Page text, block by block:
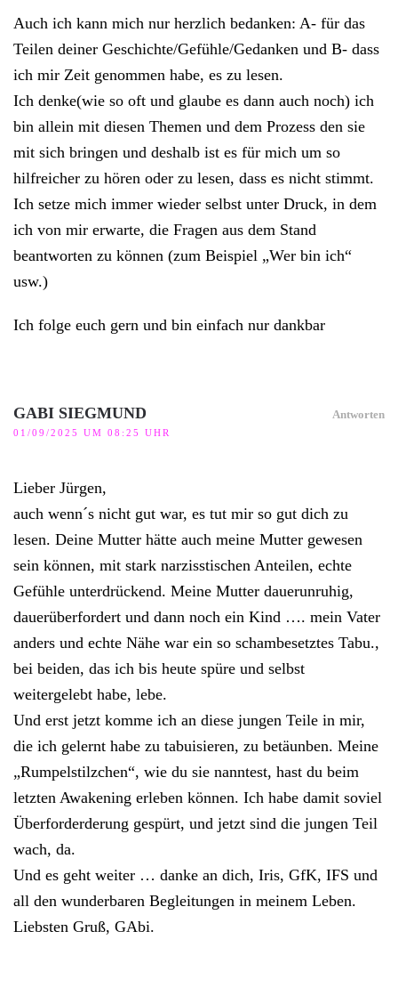
Auch ich kann mich nur herzlich bedanken: A- für das
Teilen deiner Geschichte/Gefühle/Gedanken und B- dass
ich mir Zeit genommen habe, es zu lesen.
Ich denke(wie so oft und glaube es dann auch noch) ich
bin allein mit diesen Themen und dem Prozess den sie
mit sich bringen und deshalb ist es für mich um so
hilfreicher zu hören oder zu lesen, dass es nicht stimmt.
Ich setze mich immer wieder selbst unter Druck, in dem
ich von mir erwarte, die Fragen aus dem Stand
beantworten zu können (zum Beispiel „Wer bin ich“
usw.)
Ich folge euch gern und bin einfach nur dankbar
GABI SIEGMUND
01/09/2025 UM 08:25 UHR
Antworten
Lieber Jürgen,
auch wenn´s nicht gut war, es tut mir so gut dich zu
lesen. Deine Mutter hätte auch meine Mutter gewesen
sein können, mit stark narzisstischen Anteilen, echte
Gefühle unterdrückend. Meine Mutter dauerunruhig,
dauerüberfordert und dann noch ein Kind …. mein Vater
anders und echte Nähe war ein so schambesetztes Tabu.,
bei beiden, das ich bis heute spüre und selbst
weitergelebt habe, lebe.
Und erst jetzt komme ich an diese jungen Teile in mir,
die ich gelernt habe zu tabuisieren, zu betäunben. Meine
„Rumpelstilzchen“, wie du sie nanntest, hast du beim
letzten Awakening erleben können. Ich habe damit soviel
Überforderderung gespürt, und jetzt sind die jungen Teil
wach, da.
Und es geht weiter … danke an dich, Iris, GfK, IFS und
all den wunderbaren Begleitungen in meinem Leben.
Liebsten Gruß, GAbi.